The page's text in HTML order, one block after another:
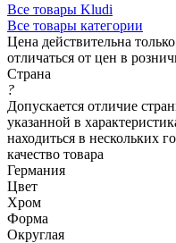
Все товары Kludi
Все товары категории
Цена действительна
отличаться от цен в
Страна
?
Допускается отличие
указанной в
находиться в нескольких
качество товара
Германия
Цвет
Хром
Форма
Округлая